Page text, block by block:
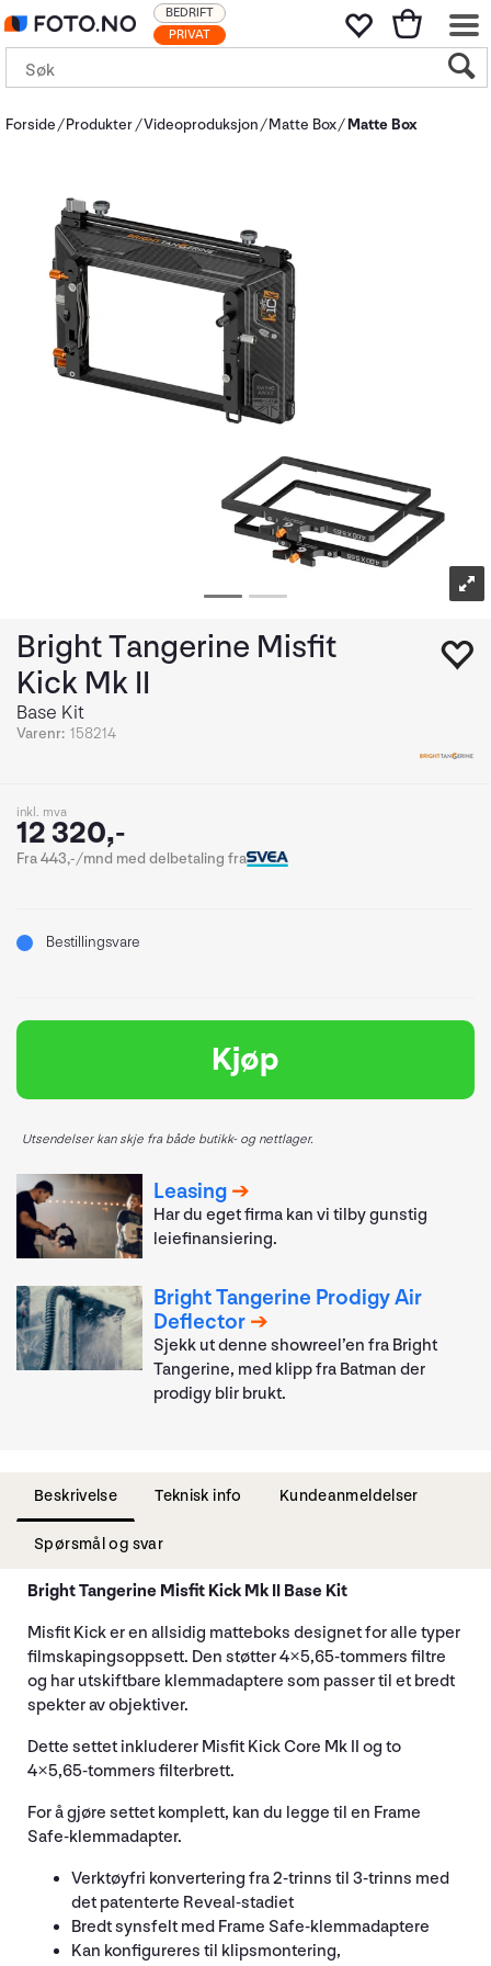
PRIVAT
BEDRIFT
Forside Produkter Videoproduksjon Matte Box Matte Box
Bright Tangerine Misfit
Kick Mk II
Base Kit
Varenr: 158214
inkl. mva
12 320,-
Fra 443,-/mnd med delbetaling fra
Bestillingsvare
Kjøp
Utsendelser kan skje fra både butikk- og nettlager.
Leasing
Har du eget firma kan vi tilby gunstig
leiefinansiering.
Bright Tangerine Prodigy Air
Deflector
Sjekk ut denne showreel’en fra Bright
Tangerine, med klipp fra Batman der
prodigy blir brukt.
Beskrivelse Teknisk info Kundeanmeldelser
Spørsmål og svar
Bright Tangerine Misfit Kick Mk II Base Kit
Misfit Kick er en allsidig matteboks designet for alle typer
filmskapingsoppsett. Den støtter 4×5,65-tommers filtre
og har utskiftbare klemmadaptere som passer til et bredt
spekter av objektiver.
Dette settet inkluderer Misfit Kick Core Mk II og to
4×5,65-tommers filterbrett.
For å gjøre settet komplett, kan du legge til en Frame
Safe-klemmadapter.
Verktøyfri konvertering fra 2-trinns til 3-trinns med
det patenterte Reveal-stadiet
Bredt synsfelt med Frame Safe-klemmadaptere
Kan konfigureres til klipsmontering,